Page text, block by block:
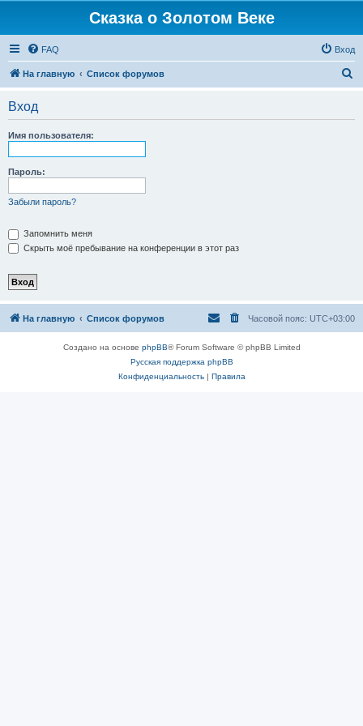
Сказка о Золотом Веке
FAQ Вход
На главную Список форумов
Вход
Имя пользователя:
Пароль:
Забыли пароль?
Запомнить меня
Скрыть моё пребывание на конференции в этот раз
На главную Список форумов Часовой пояс: UTC+03:00
Создано на основе phpBB® Forum Software © phpBB Limited
Русская поддержка phpBB
Конфиденциальность| Правила